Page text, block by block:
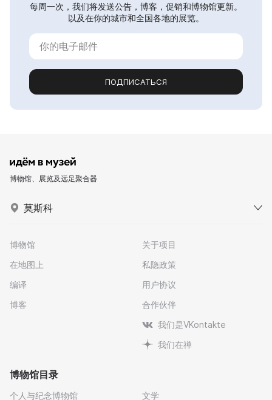
每周一次，我们将发送公告，博客，促销和博物馆更新。
以及在你的城市和全国各地的展览。
ПОДПИСАТЬСЯ
博物馆、展览及远足聚合器
莫斯科
博物馆
在地图上
编译
博客
关于项目
私隐政策
用户协议
合作伙伴
我们是VKontakte
我们在禅
博物馆目录
个人与纪念博物馆 文学